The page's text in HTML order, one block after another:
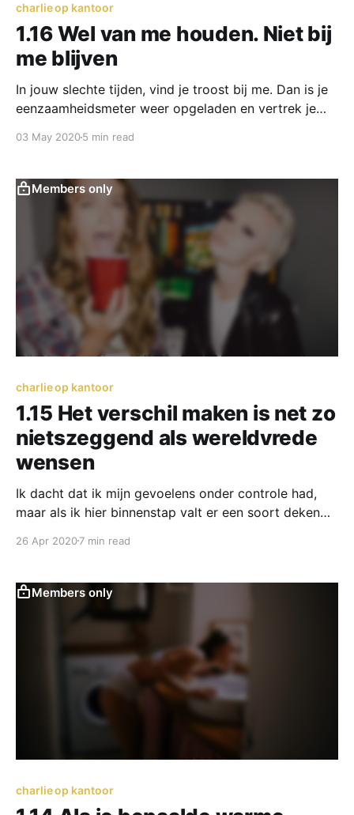
charlie op kantoor
1.16 Wel van me houden. Niet bij
me blijven
In jouw slechte tijden, vind je troost bij me. Dan is je
eenzaamheidsmeter weer opgeladen en vertrek je
wie laadt mij op?
03 May 20205 min read
Members only
charlie op kantoor
1.15 Het verschil maken is net zo
nietszeggend als wereldvrede
wensen
Ik dacht dat ik mijn gevoelens onder controle had,
maar als ik hier binnenstap valt er een soort deken
toe. Niets. Jouw inbreng niet. Mijn ervaring niet.
26 Apr 20207 min read
Members only
charlie op kantoor